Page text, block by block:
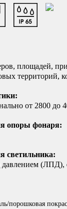
площадей,
территорий,
от 2800 до
опоры фонаря:
светильника:
(ЛПД),
порошковая